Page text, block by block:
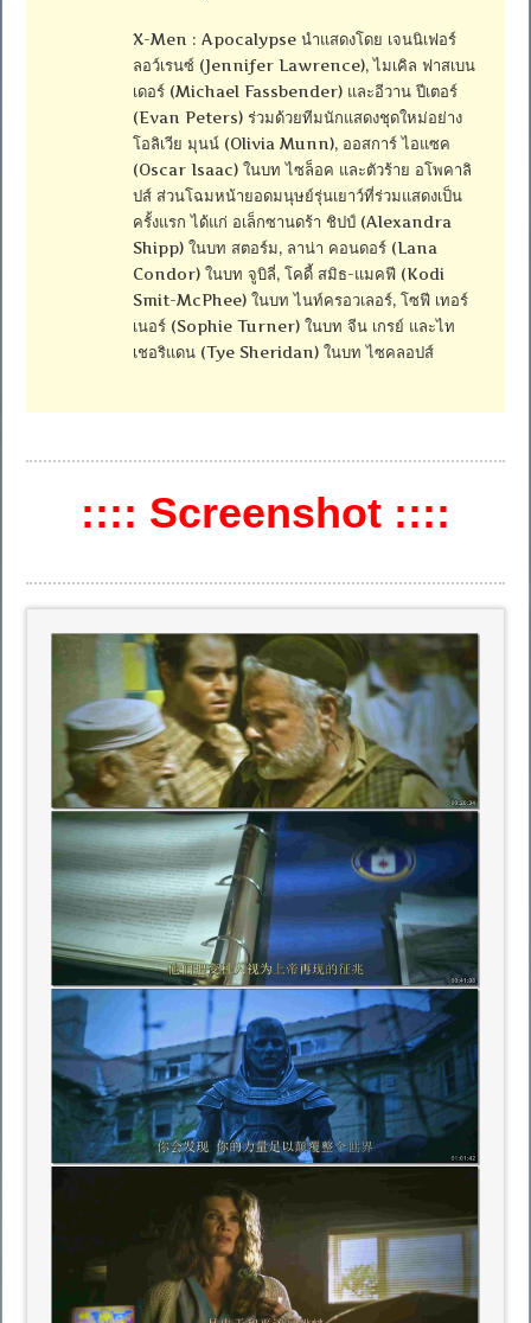
X-Men : Apocalypse นำแสดงโดย เจนนิเฟอร์
ลอว์เรนซ์ (Jennifer Lawrence), ไมเคิล ฟาสเบน
เดอร์ (Michael Fassbender) และอีวาน ปีเตอร์
(Evan Peters) ร่วมด้วยทีมนักแสดงชุดใหม่อย่าง
โอลิเวีย มุนน์ (Olivia Munn), ออสการ์ ไอแซค
(Oscar Isaac) ในบท ไซล็อค และตัวร้าย อโพคาลิ
ปส์ ส่วนโฉมหน้ายอดมนุษย์รุ่นเยาว์ที่ร่วมแสดงเป็น
ครั้งแรก ได้แก่ อเล็กซานดร้า ชิปป์ (Alexandra
Shipp) ในบท สตอร์ม, ลาน่า คอนดอร์ (Lana
Condor) ในบท จูบิลี่, โคดี้ สมิธ-แมคฟี (Kodi
Smit-McPhee) ในบท ไนท์ครอวเลอร์, โซฟี เทอร์
เนอร์ (Sophie Turner) ในบท จีน เกรย์ และไท
เชอริแดน (Tye Sheridan) ในบท ไซคลอปส์
:::: Screenshot ::::